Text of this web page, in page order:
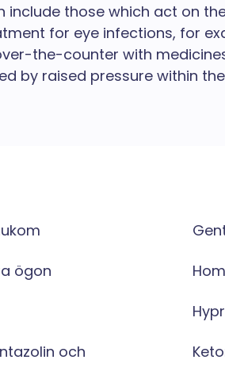
include those which act on
for eye infections, for
the-counter with
by raised pressure within
ögon
och